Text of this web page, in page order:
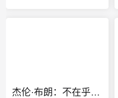
杰伦·布朗：不在乎MVP或FMVP奖项 除了总冠军没任何东西能打动我